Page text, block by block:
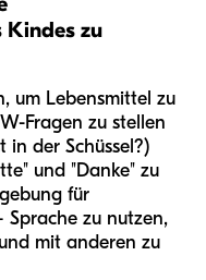
Kindes zu
um Lebensmittel zu
Fragen zu stellen
der Schüssel?)
und "Danke" zu
für
zu nutzen,
mit anderen zu